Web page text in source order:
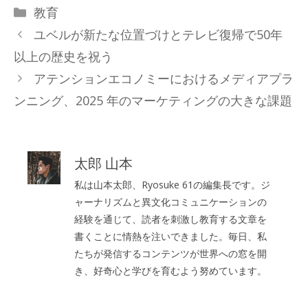
カ
テ
リ
ー
教育
ユベルが新たな位置づけとテレビ復帰で50年
以上の歴史を祝う
アテンションエコノミーにおけるメディアプラ
ンニング、2025 年のマーケティングの大きな課題
太郎 山本
私は山本太郎、Ryosuke 61の編集長です。ジ
ャーナリズムと異文化コミュニケーションの
経験を通じて、読者を刺激し教育する文章を
書くことに情熱を注いできました。毎日、私
たちが発信するコンテンツが世界への窓を開
き、好奇心と学びを育むよう努めています。